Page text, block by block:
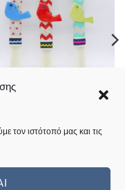
τον ιστότοπό μας και τις
λαμπάδα με
€